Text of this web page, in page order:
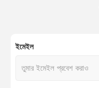
ইমেইল